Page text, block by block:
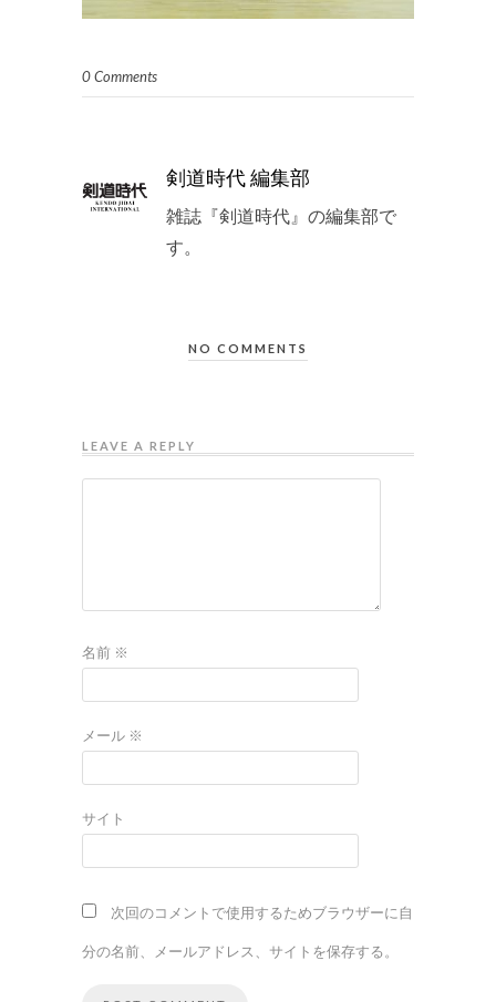
0 Comments
剣道時代 編集部
雑誌『剣道時代』の編集部で
す。
NO COMMENTS
LEAVE A REPLY
名前 ※
メール ※
サイト
次回のコメントで使用するためブラウザーに自
分の名前、メールアドレス、サイトを保存する。